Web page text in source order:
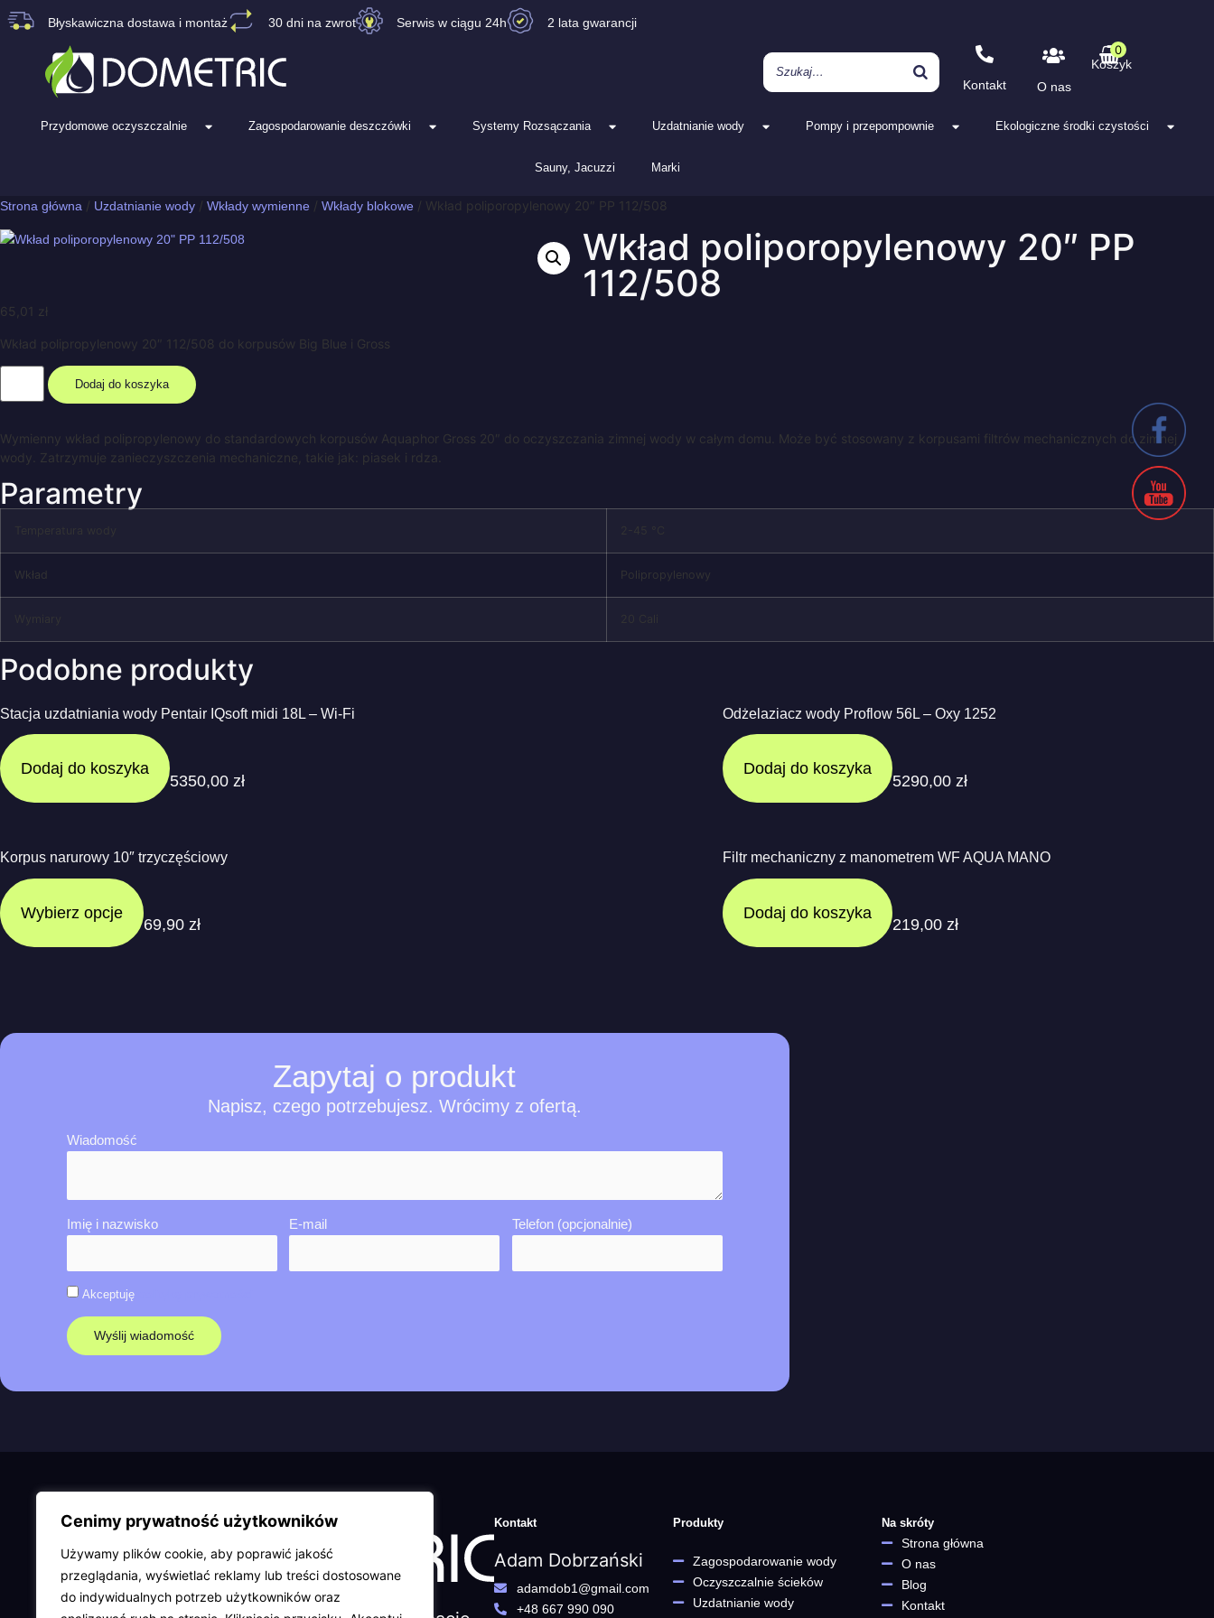
Cenimy prywatność użytkowników
Używamy plików cookie, aby poprawić jakość
przeglądania, wyświetlać reklamy lub treści dostosowane
do indywidualnych potrzeb użytkowników oraz
Błyskawiczna dostawa i montaż 30 dni na zwrot Serwis w ciągu 24h 2 lata gwarancji
Kontakt O nas
0
Koszyk
Przydomowe oczyszczalnie Zagospodarowanie deszczówki Systemy Rozsączania Uzdatnianie wody Pompy i przepompownie Ekologiczne środki czystości
Sauny, Jacuzzi Marki
Strona główna / Uzdatnianie wody / Wkłady wymienne / Wkłady blokowe / Wkład poliporopylenowy 20″ PP 112/508
Wkład poliporopylenowy 20″ PP
112/508
65,01 zł
Wkład polipropylenowy 20″ 112/508 do korpusów Big Blue i Gross
Dodaj do koszyka
Wymienny wkład polipropylenowy do standardowych korpusów Aquaphor Gross 20″ do oczyszczania zimnej wody w całym domu. Może być stosowany z korpusami filtrów mechanicznych do zimnej
wody. Zatrzymuje zanieczyszczenia mechaniczne, takie jak: piasek i rdza.
Parametry
Wkład Polipropylenowy
Podobne produkty
Stacja uzdatniania wody Pentair IQsoft midi 18L – Wi-Fi
Dodaj do koszyka
5350,00 zł
Odżelaziacz wody Proflow 56L – Oxy 1252
Dodaj do koszyka
5290,00 zł
Korpus narurowy 10″ trzyczęściowy
Wybierz opcje
69,90 zł
Filtr mechaniczny z manometrem WF AQUA MANO
Dodaj do koszyka
219,00 zł
Zapytaj o produkt
Napisz, czego potrzebujesz. Wrócimy z ofertą.
Wiadomość
Imię i nazwisko E-mail Telefon (opcjonalnie)
Akceptuję
Wyślij wiadomość
Kontakt
Adam Dobrzański
adamdob1@gmail.com
+48 667 990 090
Produkty
Zagospodarowanie wody
Oczyszczalnie ścieków
Uzdatnianie wody
Na skróty
Strona główna
O nas
Blog
Kontakt